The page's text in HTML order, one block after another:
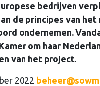
bedrijven
de principes van
ondernemen.
om haar
van het project.
2022